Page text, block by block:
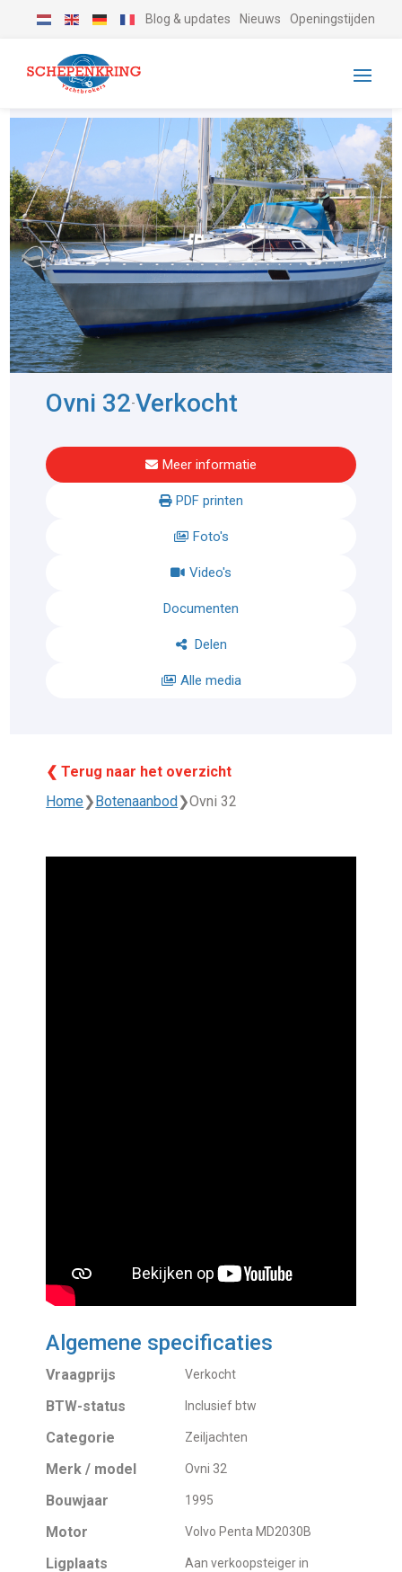
Blog & updates Nieuws Openingstijden
Ovni 32-Verkocht
Meer informatie
PDF printen
Foto's
Video's
Documenten
Delen
Alle media
❮ Terug naar het overzicht
Home❯Botenaanbod❯Ovni 32
Algemene specificaties
Vraagprijs Verkocht
BTW-status Inclusief btw
Categorie Zeiljachten
Merk / model Ovni 32
Bouwjaar 1995
Motor Volvo Penta MD2030B
Ligplaats
Aan verkoopsteiger in